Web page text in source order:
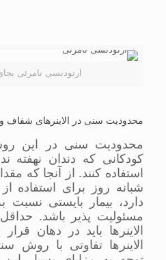
ارتودنسی نامرئی
محدودیت سنی در الاینرهای شفاف
محدودیت سنی در این
کودکانی که دندان نهفته
استفاده کنند. از آنجا که
شبانه روز برای استفاده از
دارد، بیمار بایستی نسبت
مسئولیت پذیر باشد.
الاینرها باید در دهان
الاینرها تفاوتی با روش